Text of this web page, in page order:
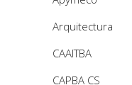
Arquitectura
CAAITBA
CAPBA CS